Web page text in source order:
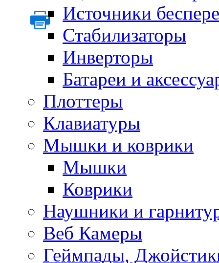
Источники
Стабилизаторы
Инверторы
Батареи и
Плоттеры
Клавиатуры
Мышки и коврики
Мышки
Коврики
Наушники и
Веб Камеры
Геймпады,